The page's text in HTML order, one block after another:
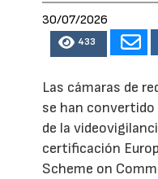
30/07/2026
433
Las cámaras de
se han
de la
certificación
Scheme on